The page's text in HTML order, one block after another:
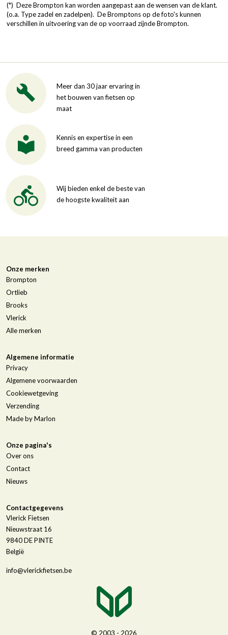
(*) Deze Brompton kan worden aangepast aan de wensen van de klant.
(o.a. Type zadel en zadelpen). De Bromptons op de foto's kunnen
verschillen in uitvoering van de op voorraad zijnde Brompton.
Meer dan 30 jaar ervaring in
het bouwen van fietsen op
maat
Kennis en expertise in een
breed gamma van producten
Wij bieden enkel de beste van
de hoogste kwaliteit aan
Onze merken
Brompton
Ortlieb
Brooks
Vlerick
Alle merken
Algemene informatie
Privacy
Algemene voorwaarden
Cookiewetgeving
Verzending
Made by Marlon
Onze pagina's
Over ons
Contact
Nieuws
Contactgegevens
Vlerick Fietsen
Nieuwstraat 16
9840DE PINTE
België
info@vlerickfietsen.be
© 2003 - 2026